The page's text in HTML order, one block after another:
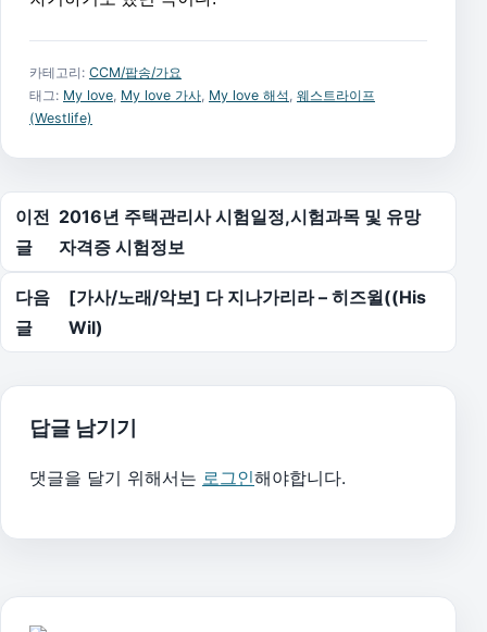
카테고리: CCM/팝송/가요
태그: My love My love 가사 My love 해석 웨스트라이프
(Westlife)
글 탐색
이전
글
2016년 주택관리사 시험일정,시험과목 및 유망
자격증 시험정보
다음
글
[가사/노래/악보] 다 지나가리라 – 히즈윌((His
Wil)
답글 남기기
댓글을 달기 위해서는 로그인해야합니다.